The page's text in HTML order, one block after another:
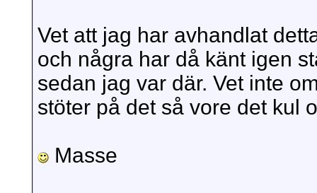
Vet att jag har avhandlat
och några har då känt igen
sedan jag var där. Vet inte
stöter på det så vore det kul
Masse